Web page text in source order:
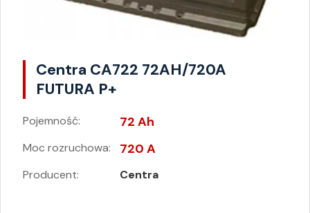
Centra CA722 72AH/720A
FUTURA P+
Pojemność: 72 Ah
Moc rozruchowa: 720 A
Producent: Centra